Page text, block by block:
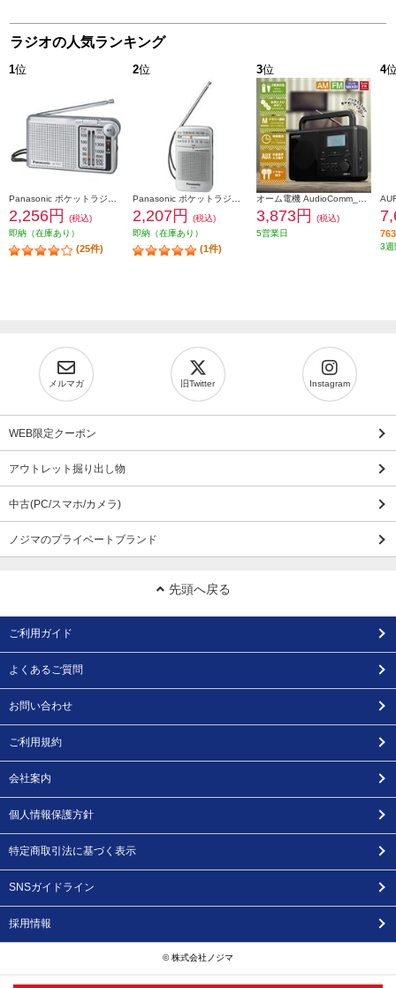
ラジオの人気ランキング
1位
2,256円
(税込)
即納（在庫あり）
(25件)
2位
2,207円
(税込)
即納（在庫あり）
(1件)
3位
3,873円
(税込)
5営業日
4
3週
メルマガ 旧Twitter Instagram
WEB限定クーポン
アウトレット掘り出し物
中古(PC/スマホ/カメラ)
ノジマのプライベートブランド
先頭へ戻る
ご利用ガイド
よくあるご質問
お問い合わせ
ご利用規約
会社案内
個人情報保護方針
特定商取引法に基づく表示
SNSガイドライン
採用情報
© 株式会社ノジマ